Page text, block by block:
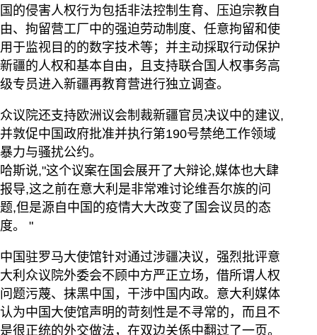
国的侵害人权行为包括非法控制生育、压迫宗教自
由、拘留营工厂中的强迫劳动制度、任意拘留和使
用于监视目的的数字技术等；并主动採取行动保护
新疆的人权和基本自由，且支持联合国人权事务高
级专员进入新疆再教育营进行独立调查。
众议院还支持欧洲议会制裁新疆官员决议中的建议,
并敦促中国政府批准并执行第190号禁绝工作领域
暴力与骚扰公约。
哈斯说,"这个议案在国会展开了大辩论,媒体也大肆
报导,这之前在意大利是非常难讨论维吾尔族的问
题,但是源自中国的疫情大大改变了国会议员的态
度。 "
中国驻罗马大使馆针对通过涉疆决议，强烈批评意
大利众议院外委会不顾中方严正立场，借所谓人权
问题污蔑、抹黑中国，干涉中国内政。意大利媒体
认为中国大使馆声明的苛刻性是不寻常的，而且不
是很正统的外交做法，在双边关係中翻过了一页。